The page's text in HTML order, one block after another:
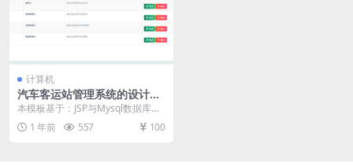
计算机
汽车客运站管理系统的设计与
实现毕设模板 毕业设计模板及
毕业论文与PPT
本模板基于：JSP与Mysql数据库开
发 系统功能实现 进入到这个环节，
也就可以...
1 年前 557 100